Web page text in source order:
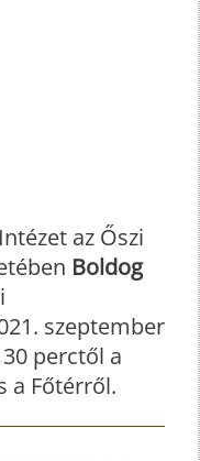
az Őszi
Boldog
szeptember
perctől a
a Főtérről.